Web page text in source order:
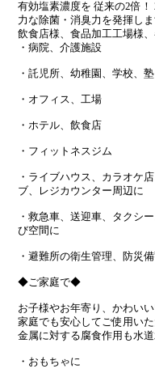
有効塩素濃度を 従来の2倍
力な除菌・消臭力を発揮しま
飲食店様、食品加工工場様
・病院、介護施設
・託児所、幼稚園、学校、塾
・オフィス、工場
・ホテル、飲食店
・フィットネスジム
・ライブハウス、カラオケ
ブ、レジカウンター周辺に
・救急車、送迎車、タクシ
び空間に
・避難所の衛生管理、防災
◆ご家庭で◆
お子様やお年寄り、かわい
家庭でも安心してご使用いた
金属に対する腐食作用も水道
・おもちゃに